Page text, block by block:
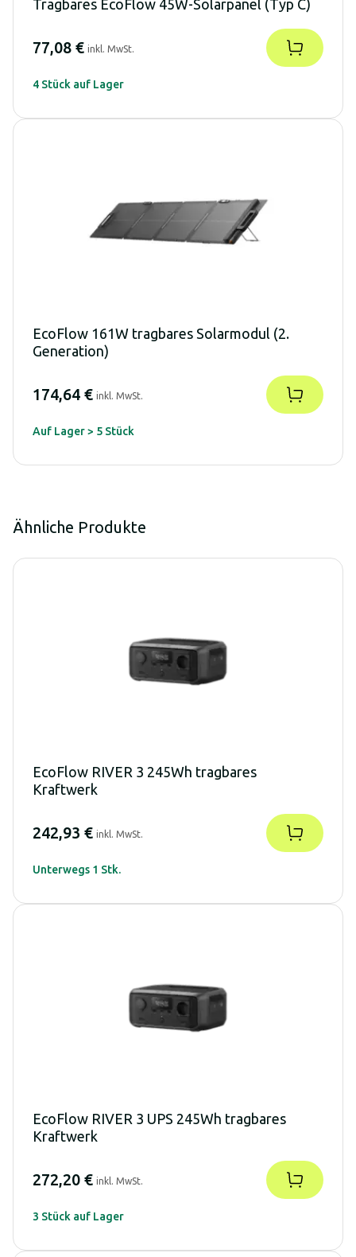
Tragbares EcoFlow 45W-Solarpanel (Typ C)
77,08 € inkl. MwSt.
4 Stück auf Lager
EcoFlow 161W tragbares Solarmodul (2.
Generation)
174,64 € inkl. MwSt.
Auf Lager > 5 Stück
Ähnliche Produkte
EcoFlow RIVER 3 245Wh tragbares
Kraftwerk
242,93 € inkl. MwSt.
Unterwegs 1 Stk.
EcoFlow RIVER 3 UPS 245Wh tragbares
Kraftwerk
272,20 € inkl. MwSt.
3 Stück auf Lager